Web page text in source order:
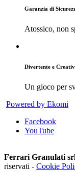
Garanzia di
Atossico, non
Divertente e
Un gioco per
Powered by Ekomi
Facebook
YouTube
Ferrari Granulati
riservati - Cookie